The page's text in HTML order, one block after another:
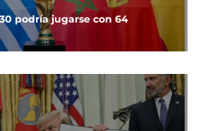
podría jugarse con 64